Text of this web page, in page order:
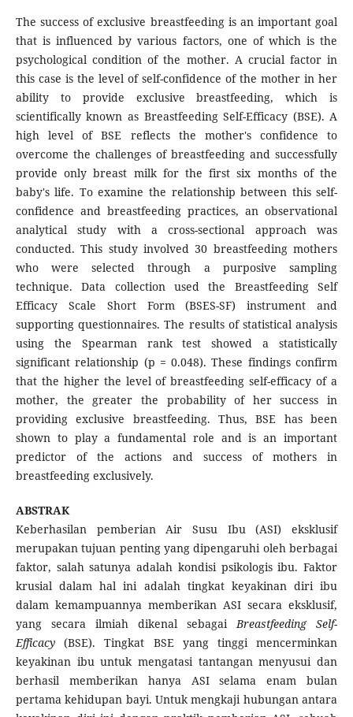
The success of exclusive breastfeeding is an important goal
that is influenced by various factors, one of which is the
psychological condition of the mother. A crucial factor in
this case is the level of self-confidence of the mother in her
ability to provide exclusive breastfeeding, which is
scientifically known as Breastfeeding Self-Efficacy (BSE). A
high level of BSE reflects the mother's confidence to
overcome the challenges of breastfeeding and successfully
provide only breast milk for the first six months of the
baby's life. To examine the relationship between this self-
confidence and breastfeeding practices, an observational
analytical study with a cross-sectional approach was
conducted. This study involved 30 breastfeeding mothers
who were selected through a purposive sampling
technique. Data collection used the Breastfeeding Self
Efficacy Scale Short Form (BSES-SF) instrument and
supporting questionnaires. The results of statistical analysis
using the Spearman rank test showed a statistically
significant relationship (p = 0.048). These findings confirm
that the higher the level of breastfeeding self-efficacy of a
mother, the greater the probability of her success in
providing exclusive breastfeeding. Thus, BSE has been
shown to play a fundamental role and is an important
predictor of the actions and success of mothers in
breastfeeding exclusively.
ABSTRAK
Keberhasilan pemberian Air Susu Ibu (ASI) eksklusif
merupakan tujuan penting yang dipengaruhi oleh berbagai
faktor, salah satunya adalah kondisi psikologis ibu. Faktor
krusial dalam hal ini adalah tingkat keyakinan diri ibu
dalam kemampuannya memberikan ASI secara eksklusif,
yang secara ilmiah dikenal sebagaiBreastfeeding Self-
Efficacy(BSE). Tingkat BSE yang tinggi mencerminkan
keyakinan ibu untuk mengatasi tantangan menyusui dan
berhasil memberikan hanya ASI selama enam bulan
pertama kehidupan bayi. Untuk mengkaji hubungan antara